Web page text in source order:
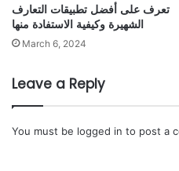
تعرف على أفضل تطبيقات التعارف
الشهيرة وكيفية الاستفادة منها
March 6, 2024
Leave a Reply
You must be logged in to post a